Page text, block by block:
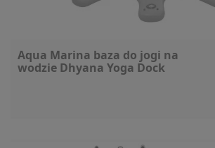
Aqua Marina baza do jogi na
wodzie Dhyana Yoga Dock